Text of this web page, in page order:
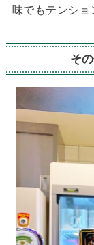
味でもテンショ
そ